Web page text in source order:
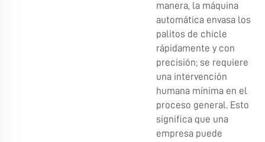
manera, la máquina
automática envasa los
palitos de chicle
rápidamente y con
precisión; se requiere
una intervención
humana mínima en el
proceso general. Esto
significa que una
empresa puede